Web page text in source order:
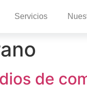
Servicios
de